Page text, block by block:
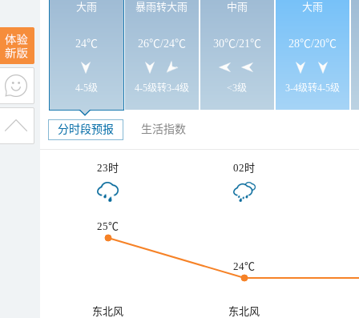
大雨
24℃
4-5级
暴雨转大雨
26℃/24℃
4-5级转3-4级
中雨
30℃/21℃
<3级
大雨
28℃/20℃
3-4级转4-5级
分时段预报 生活指数
23时 02时
25℃
24℃
东北风
东北风